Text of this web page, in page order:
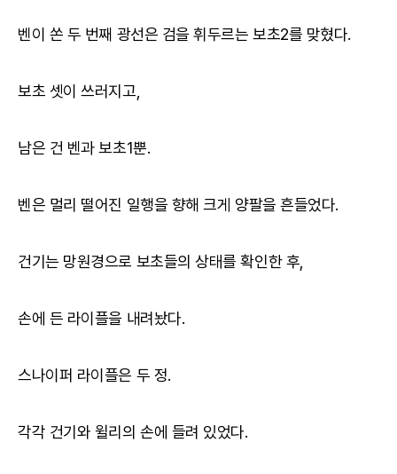
벤이 쏜 두 번째 광선은 검을 휘두르는 보초2를 맞혔다.
보초 셋이 쓰러지고,
남은 건 벤과 보초1뿐.
벤은 멀리 떨어진 일행을 향해 크게 양팔을 흔들었다.
건기는 망원경으로 보초들의 상태를 확인한 후,
손에 든 라이플을 내려놨다.
스나이퍼 라이플은 두 정.
각각 건기와 윌리의 손에 들려 있었다.